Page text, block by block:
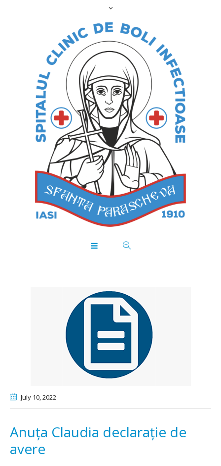
July 10, 2022
Anuța Claudia declarație de
avere